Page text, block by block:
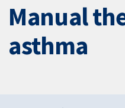
Manual
asthma